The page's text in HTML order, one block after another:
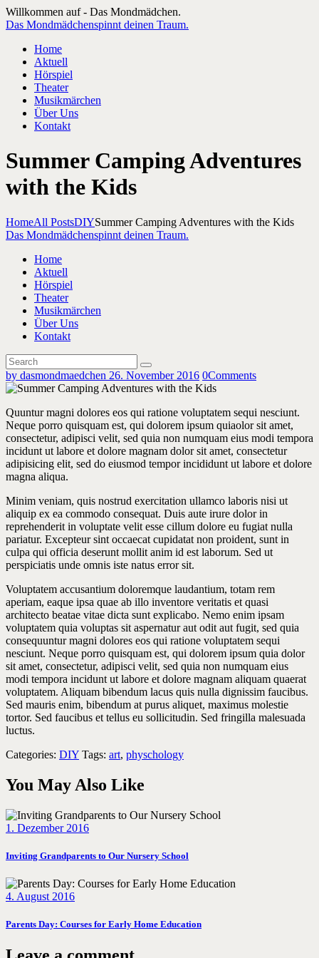
Willkommen auf - Das Mondmädchen.
Das Mondmädchenspinnt deinen Traum.
Home
Aktuell
Hörspiel
Theater
Musikmärchen
Über Uns
Kontakt
Summer Camping Adventures
with the Kids
HomeAll PostsDIYSummer Camping Adventures with the Kids
Das Mondmädchenspinnt deinen Traum.
Home
Aktuell
Hörspiel
Theater
Musikmärchen
Über Uns
Kontakt
by dasmondmaedchen 26. November 2016 0Comments
Quuntur magni dolores eos qui ratione voluptatem sequi nesciunt.
Neque porro quisquam est, qui dolorem ipsum quiaolor sit amet,
consectetur, adipisci velit, sed quia non numquam eius modi tempora
incidunt ut labore et dolore magnam dolor sit amet, consectetur
adipisicing elit, sed do eiusmod tempor incididunt ut labore et dolore
magna aliqua.
Minim veniam, quis nostrud exercitation ullamco laboris nisi ut
aliquip ex ea commodo consequat. Duis aute irure dolor in
reprehenderit in voluptate velit esse cillum dolore eu fugiat nulla
pariatur. Excepteur sint occaecat cupidatat non proident, sunt in
culpa qui officia deserunt mollit anim id est laborum. Sed ut
perspiciatis unde omnis iste natus error sit.
Voluptatem accusantium doloremque laudantium, totam rem
aperiam, eaque ipsa quae ab illo inventore veritatis et quasi
architecto beatae vitae dicta sunt explicabo. Nemo enim ipsam
voluptatem quia voluptas sit aspernatur aut odit aut fugit, sed quia
consequuntur magni dolores eos qui ratione voluptatem sequi
nesciunt. Neque porro quisquam est, qui dolorem ipsum quia dolor
sit amet, consectetur, adipisci velit, sed quia non numquam eius
modi tempora incidunt ut labore et dolore magnam aliquam quaerat
voluptatem. Aliquam bibendum lacus quis nulla dignissim faucibus.
Sed mauris enim, bibendum at purus aliquet, maximus molestie
tortor. Sed faucibus et tellus eu sollicitudin. Sed fringilla malesuada
luctus.
Categories: DIY Tags: art, physchology
You May Also Like
1. Dezember 2016
Inviting Grandparents to Our Nursery School
4. August 2016
Parents Day: Courses for Early Home Education